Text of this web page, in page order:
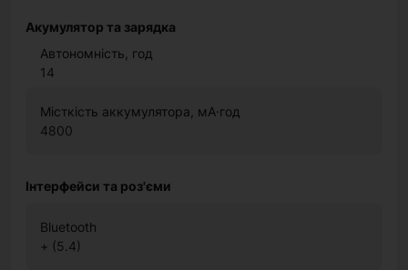
Акумулятор та зарядка
Автономність, год
14
Місткість аккумулятора, мА·год
4800
Інтерфейси та роз'єми
Bluetooth
+ (5.4)